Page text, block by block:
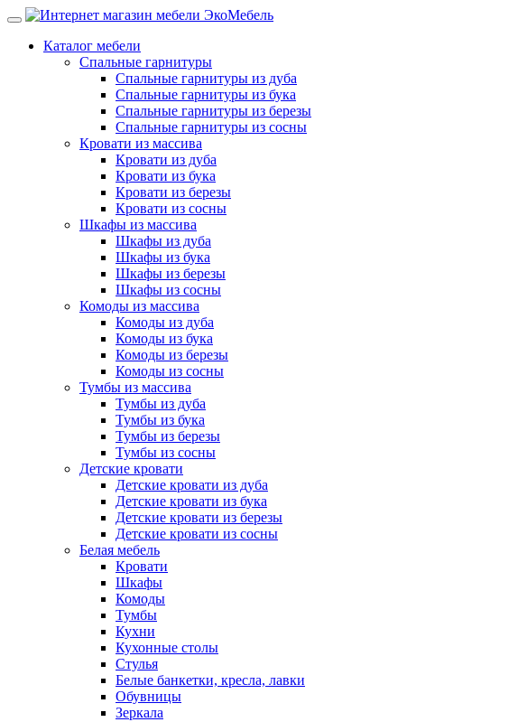
Каталог мебели
Спальные гарнитуры
Спальные гарнитуры из дуба
Спальные гарнитуры из бука
Спальные гарнитуры из березы
Спальные гарнитуры из сосны
Кровати из массива
Кровати из дуба
Кровати из бука
Кровати из березы
Кровати из сосны
Шкафы из массива
Шкафы из дуба
Шкафы из бука
Шкафы из березы
Шкафы из сосны
Комоды из массива
Комоды из дуба
Комоды из бука
Комоды из березы
Комоды из сосны
Тумбы из массива
Тумбы из дуба
Тумбы из бука
Тумбы из березы
Тумбы из сосны
Детские кровати
Детские кровати из дуба
Детские кровати из бука
Детские кровати из березы
Детские кровати из сосны
Белая мебель
Кровати
Шкафы
Комоды
Тумбы
Кухни
Кухонные столы
Стулья
Белые банкетки, кресла, лавки
Обувницы
Зеркала